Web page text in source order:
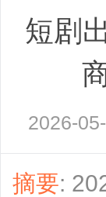
›
短剧
2026-
摘要: